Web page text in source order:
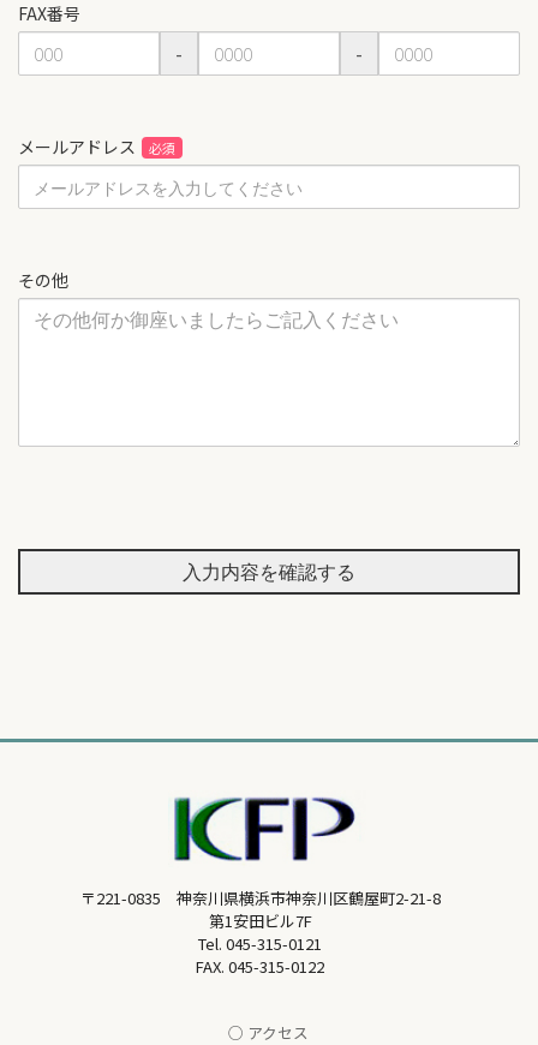
FAX番号
- -
メールアドレス
その他
入力内容を確認する
〒221-0835 神奈川県横浜市神奈川区鶴屋町2-21-8
第1安田ビル7F
Tel. 045-315-0121
FAX. 045-315-0122
○ アクセス